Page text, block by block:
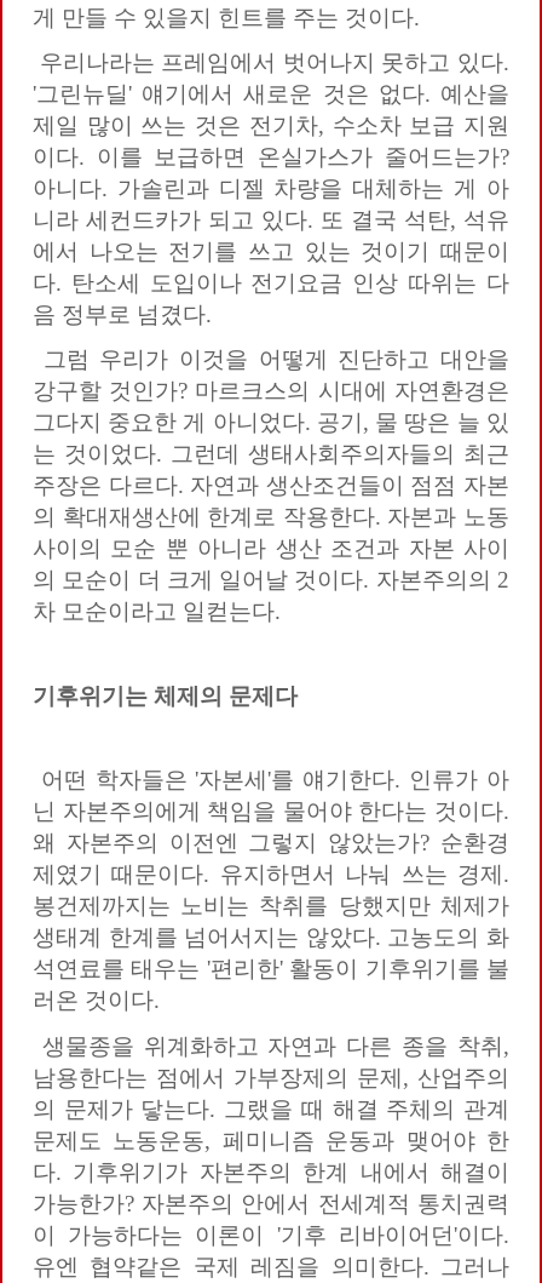
게 만들 수 있을지 힌트를 주는 것이다.
우리나라는 프레임에서 벗어나지 못하고 있다.
'그린뉴딜' 얘기에서 새로운 것은 없다. 예산을
제일 많이 쓰는 것은 전기차, 수소차 보급 지원
이다. 이를 보급하면 온실가스가 줄어드는가?
아니다. 가솔린과 디젤 차량을 대체하는 게 아
니라 세컨드카가 되고 있다. 또 결국 석탄, 석유
에서 나오는 전기를 쓰고 있는 것이기 때문이
다. 탄소세 도입이나 전기요금 인상 따위는 다
음 정부로 넘겼다.
그럼 우리가 이것을 어떻게 진단하고 대안을
강구할 것인가? 마르크스의 시대에 자연환경은
그다지 중요한 게 아니었다. 공기, 물 땅은 늘 있
는 것이었다. 그런데 생태사회주의자들의 최근
주장은 다르다. 자연과 생산조건들이 점점 자본
의 확대재생산에 한계로 작용한다. 자본과 노동
사이의 모순 뿐 아니라 생산 조건과 자본 사이
의 모순이 더 크게 일어날 것이다. 자본주의의 2
차 모순이라고 일컫는다.
기후위기는 체제의 문제다
어떤 학자들은 '자본세'를 얘기한다. 인류가 아
닌 자본주의에게 책임을 물어야 한다는 것이다.
왜 자본주의 이전엔 그렇지 않았는가? 순환경
제였기 때문이다. 유지하면서 나눠 쓰는 경제.
봉건제까지는 노비는 착취를 당했지만 체제가
생태계 한계를 넘어서지는 않았다. 고농도의 화
석연료를 태우는 '편리한' 활동이 기후위기를 불
러온 것이다.
생물종을 위계화하고 자연과 다른 종을 착취,
남용한다는 점에서 가부장제의 문제, 산업주의
의 문제가 닿는다. 그랬을 때 해결 주체의 관계
문제도 노동운동, 페미니즘 운동과 맺어야 한
다. 기후위기가 자본주의 한계 내에서 해결이
가능한가? 자본주의 안에서 전세계적 통치권력
이 가능하다는 이론이 '기후 리바이어던'이다.
유엔 협약같은 국제 레짐을 의미한다. 그러나